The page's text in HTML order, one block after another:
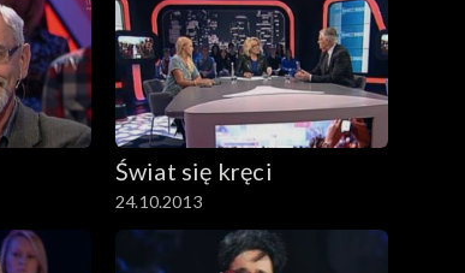
Świat się kręci
24.10.2013